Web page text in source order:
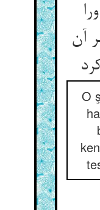
آن
O